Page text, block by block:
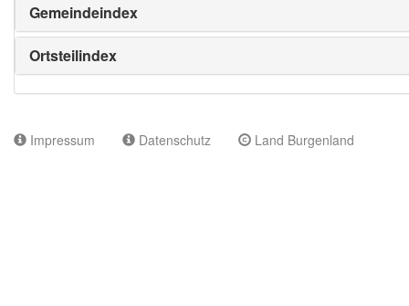
Gemeindeindex
Ortsteilindex
Impressum Datenschutz Land Burgenland